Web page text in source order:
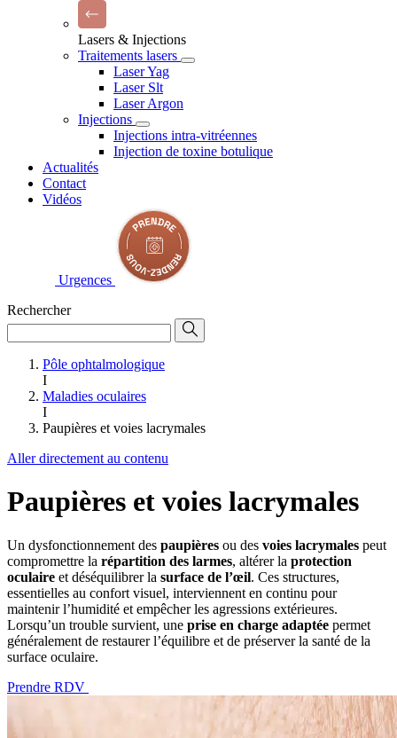
Lasers & Injections
Traitements lasers
Laser Yag
Laser Slt
Laser Argon
Injections
Injections intra-vitréennes
Injection de toxine botulique
Actualités
Contact
Vidéos
Urgences
Rechercher
Pôle ophtalmologique
I
Maladies oculaires
I
Paupières et voies lacrymales
Aller directement au contenu
Paupières et voies lacrymales
Un dysfonctionnement des paupières ou des voies lacrymales peut
compromettre la répartition des larmes, altérer la protection
oculaire et déséquilibrer la surface de l’œil. Ces structures,
essentielles au confort visuel, interviennent en continu pour
maintenir l’humidité et empêcher les agressions extérieures.
Lorsqu’un trouble survient, une prise en charge adaptée permet
généralement de restaurer l’équilibre et de préserver la santé de la
surface oculaire.
Prendre RDV